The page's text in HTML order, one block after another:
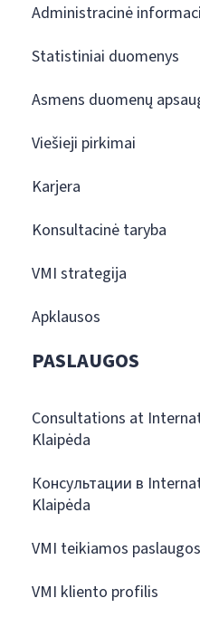
Administracinė
Statistiniai duomenys
Asmens duomenų
Viešieji pirkimai
Karjera
Konsultacinė taryba
VMI strategija
Apklausos
PASLAUGOS
Consultations at
Klaipėda
Консультации в
Klaipėda
VMI teikiamos paslaugos
VMI kliento profilis